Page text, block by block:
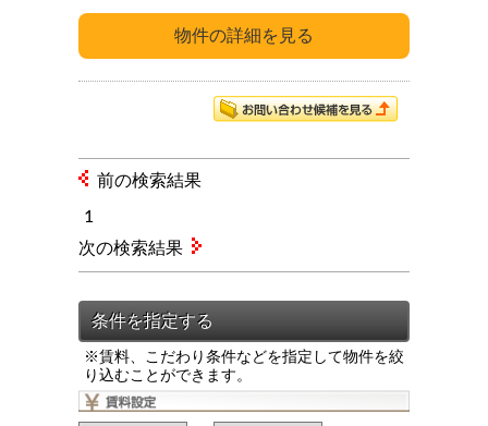
前の検索結果
1
※賃料、こだわり条件などを指定して物件を絞
り込むことができます。